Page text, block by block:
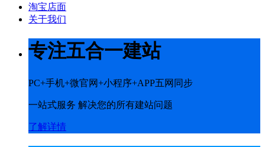
淘宝店面
关于我们
专注五合一建站
PC+手机+微官网+小程序+APP五网同步
一站式服务 解决您的所有建站问题
了解详情